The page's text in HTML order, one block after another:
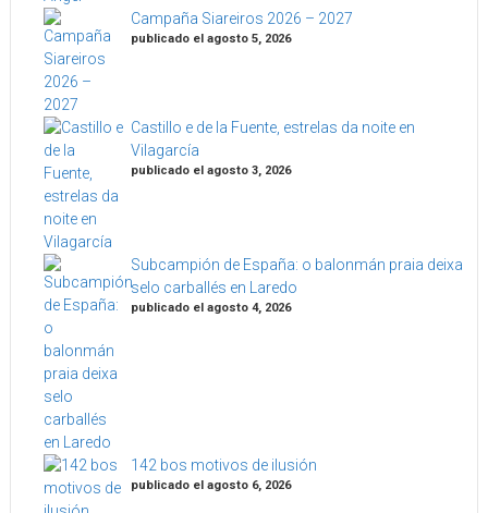
Campaña Siareiros 2026 – 2027
publicado el agosto 5, 2026
Castillo e de la Fuente, estrelas da noite en
Vilagarcía
publicado el agosto 3, 2026
Subcampión de España: o balonmán praia deixa
selo carballés en Laredo
publicado el agosto 4, 2026
142 bos motivos de ilusión
publicado el agosto 6, 2026